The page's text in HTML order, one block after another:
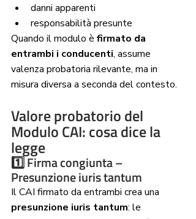
danni apparenti
responsabilità presunte
Quando il modulo è firmato da
entrambi i conducenti, assume
valenza probatoria rilevante, ma in
misura diversa a seconda del contesto.
Valore probatorio del
Modulo CAI: cosa dice la
legge
1️⃣ Firma congiunta –
Presunzione iuris tantum
Il CAI firmato da entrambi crea una
presunzione iuris tantum: le